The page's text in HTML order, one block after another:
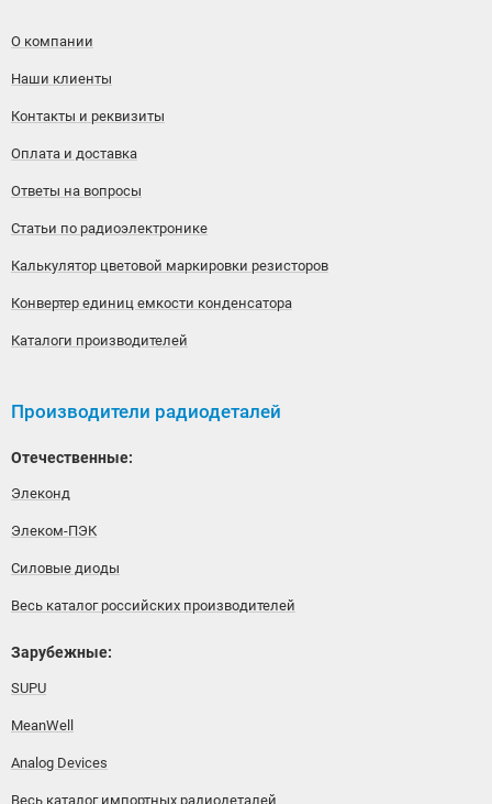
О компании
Наши клиенты
Контакты и реквизиты
Оплата и доставка
Ответы на вопросы
Статьи по радиоэлектронике
Калькулятор цветовой маркировки резисторов
Конвертер единиц емкости конденсатора
Каталоги производителей
Производители радиодеталей
Отечественные:
Элеконд
Элеком-ПЭК
Силовые диоды
Весь каталог российских производителей
Зарубежные:
SUPU
MeanWell
Analog Devices
Весь каталог импортных радиодеталей